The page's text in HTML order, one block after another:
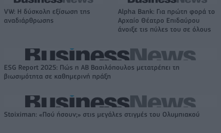
VW: Η δύσκολη εξίσωση της
αναδιάρθρωσης
Alpha Bank: Για πρώτη φορά το
Αρχαίο Θέατρο Επιδαύρου
άνοιξε τις πύλες του σε όλους
ESG Report 2025: Πώς η ΑΒ Βασιλόπουλος μετατρέπει τη
βιωσιμότητα σε καθημερινή πράξη
Stoiximan: «Πού ήσουν;» στις μεγάλες στιγμές του Ολυμπιακού